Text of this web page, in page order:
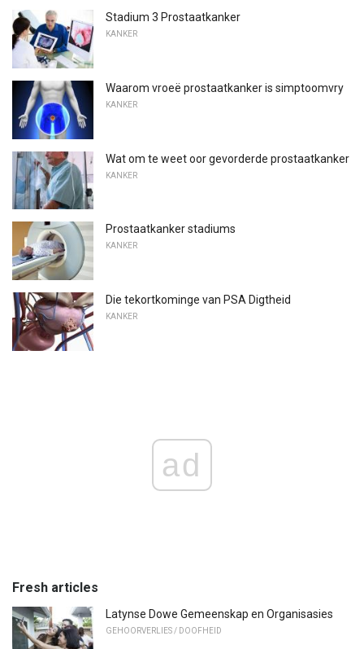
Stadium 3 Prostaatkanker
KANKER
Waarom vroeë prostaatkanker is simptoomvry
KANKER
Wat om te weet oor gevorderde prostaatkanker
KANKER
Prostaatkanker stadiums
KANKER
Die tekortkominge van PSA Digtheid
KANKER
ad
Fresh articles
Latynse Dowe Gemeenskap en Organisasies
GEHOORVERLIES / DOOFHEID